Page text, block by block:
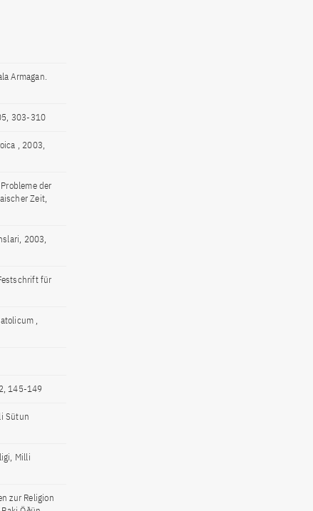
Armagan.
303-310
, 2003,
der
Zeit,
2003,
für
,
145-149
Sütun
Milli
zur Religion